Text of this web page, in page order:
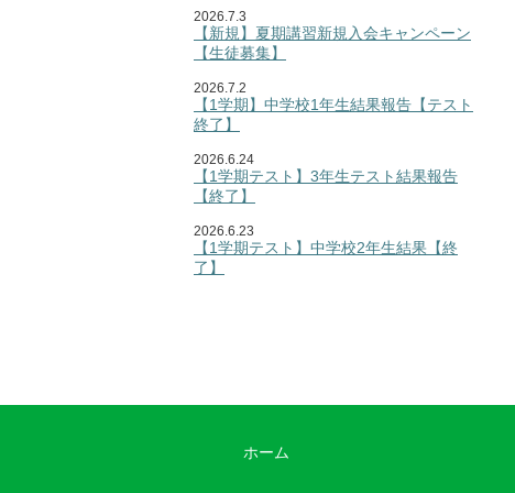
2026.7.3
【新規】夏期講習新規入会キャンペーン
【生徒募集】
2026.7.2
【1学期】中学校1年生結果報告【テスト
終了】
2026.6.24
【1学期テスト】3年生テスト結果報告
【終了】
2026.6.23
【1学期テスト】中学校2年生結果【終
了】
ホーム